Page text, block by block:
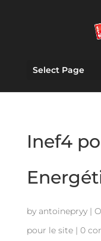
Select Page
Inef4
by antoinepryy|
pour le site| 0